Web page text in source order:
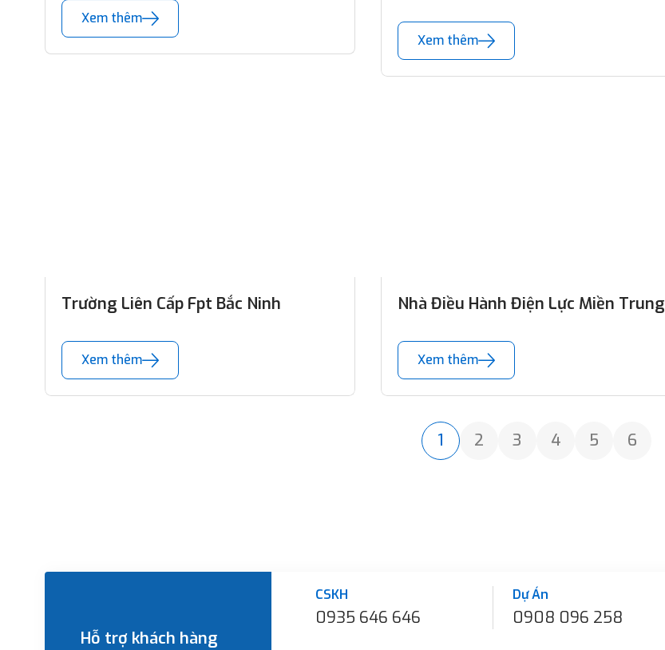
Xem thêm
Xem thêm
Trường Liên Cấp Fpt Bắc Ninh
Xem thêm
Nhà Điều Hành Điện Lực Miền Trung
Xem thêm
1 2 3 4 5 6
Hỗ trợ khách hàng
CSKH
0935 646 646
Dự Án
0908 096 258